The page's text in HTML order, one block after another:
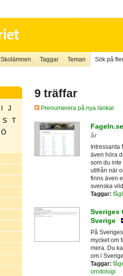
Skolämnen Taggar Teman Sök på
I
J
S
T
Ö
9 träffar
Prenumerera på nya länkar
år
Intressanta
även höra
som du
utifrån när
finns även
svenska
Taggar:
Sveriges
Sverige
På
mycket om
mera. Du
om i
Taggar:
ornitologi